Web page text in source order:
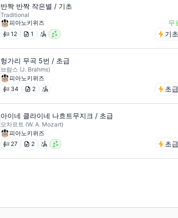
반짝 반짝 작은별 / 기초
Traditional
피아노키위즈
무
12 1 기초
헝가리 무곡 5번 / 초급
브람스 (J. Brahms)
피아노키위즈
34 2 초급
아이네 클라이네 나흐트무지크 / 초급
모차르트 (W. A. Mozart)
피아노키위즈
27 2 초급